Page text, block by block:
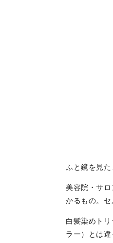
ふと鏡を見た
美容院・サ
かるもの。
白髪染めト
ラー）とは違